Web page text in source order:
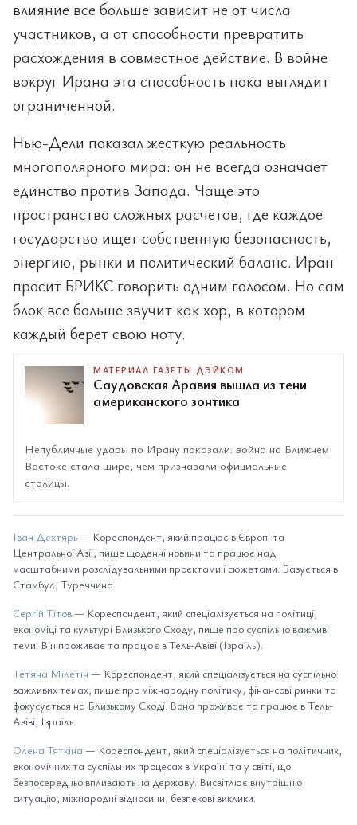
влияние все больше зависит не от числа
участников, а от способности превратить
расхождения в совместное действие. В войне
вокруг Ирана эта способность пока выглядит
ограниченной.
Нью-Дели показал жесткую реальность
многополярного мира: он не всегда означает
единство против Запада. Чаще это
пространство сложных расчетов, где каждое
государство ищет собственную безопасность,
энергию, рынки и политический баланс. Иран
просит БРИКС говорить одним голосом. Но сам
блок все больше звучит как хор, в котором
каждый берет свою ноту.
МАТЕРИАЛ ГАЗЕТЫ ДЭЙКОМ
Саудовская Аравия вышла из тени
американского зонтика
Непубличные удары по Ирану показали: война на Ближнем
Востоке стала шире, чем признавали официальные
столицы.
Іван Дехтярь— Кореспондент, який працює в Європі та
Центральної Азії, пише щоденні новини та працює над
масштабними розслідувальними проєктами і сюжетами. Базується в
Стамбул, Туреччина.
Сергій Тітов— Кореспондент, який спеціалізується на політиці,
економіці та культурі Близького Сходу, пише про суспільно важливі
теми. Він проживає та працює в Тель-Авіві (Ізраїль).
Тетяна Мілетіч — Кореспондент, який спеціалізується на суспільно
важливих темах, пише про міжнародну політику, фінансові ринки та
фокусується на Близькому Сході. Вона проживає та працює в Тель-
Авіві, Ізраїль.
Олена Тяткіна — Кореспондент, який спеціалізується на політичних,
економічних та суспільних процесах в Україні та у світі, що
безпосередньо впливають на державу. Висвітлює внутрішню
ситуацію, міжнародні відносини, безпекові виклики.